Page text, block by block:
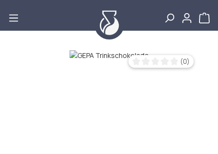
Durchschnittliche
(0)
Bildergalerie überspringen